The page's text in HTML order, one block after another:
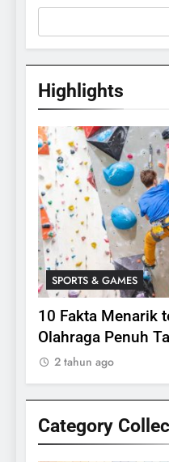
Highlights
SPORTS & GAMES
10 Fakta Menarik
Olahraga Penuh
2 tahun ago
Category